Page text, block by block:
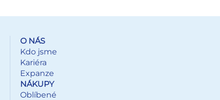
O NÁS
Kdo jsme
Kariéra
Expanze
NÁKUPY
Oblíbené